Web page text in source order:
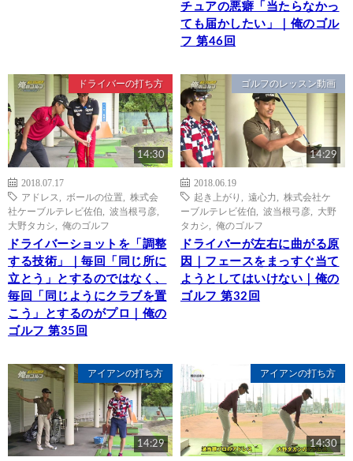
チュアの悪癖「当たらなかっ
ても届かしたい」｜俺のゴル
フ 第46回
ドライバーの打ち方
14:30
2018.07.17
アドレス
ボールの位置
株式会
社ケーブルテレビ佐伯
波当根弓彦
大野タカシ
俺のゴルフ
ドライバーショットを「調整
する技術」｜毎回「同じ所に
立とう」とするのではなく、
毎回「同じようにクラブを置
こう」とするのがプロ｜俺の
ゴルフ 第35回
ゴルフのレッスン動画
14:29
2018.06.19
起き上がり
遠心力
株式会社ケ
ーブルテレビ佐伯
波当根弓彦
大野
タカシ
俺のゴルフ
ドライバーが左右に曲がる原
因｜フェースをまっすぐ当て
ようとしてはいけない｜俺の
ゴルフ 第32回
アイアンの打ち方
14:29
アイアンの打ち方
14:30